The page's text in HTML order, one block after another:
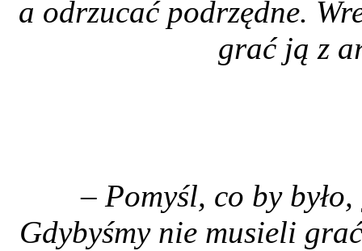
a odrzucać podrzędne.
grać ją z
– Pomyśl, co by
Gdybyśmy nie musieli